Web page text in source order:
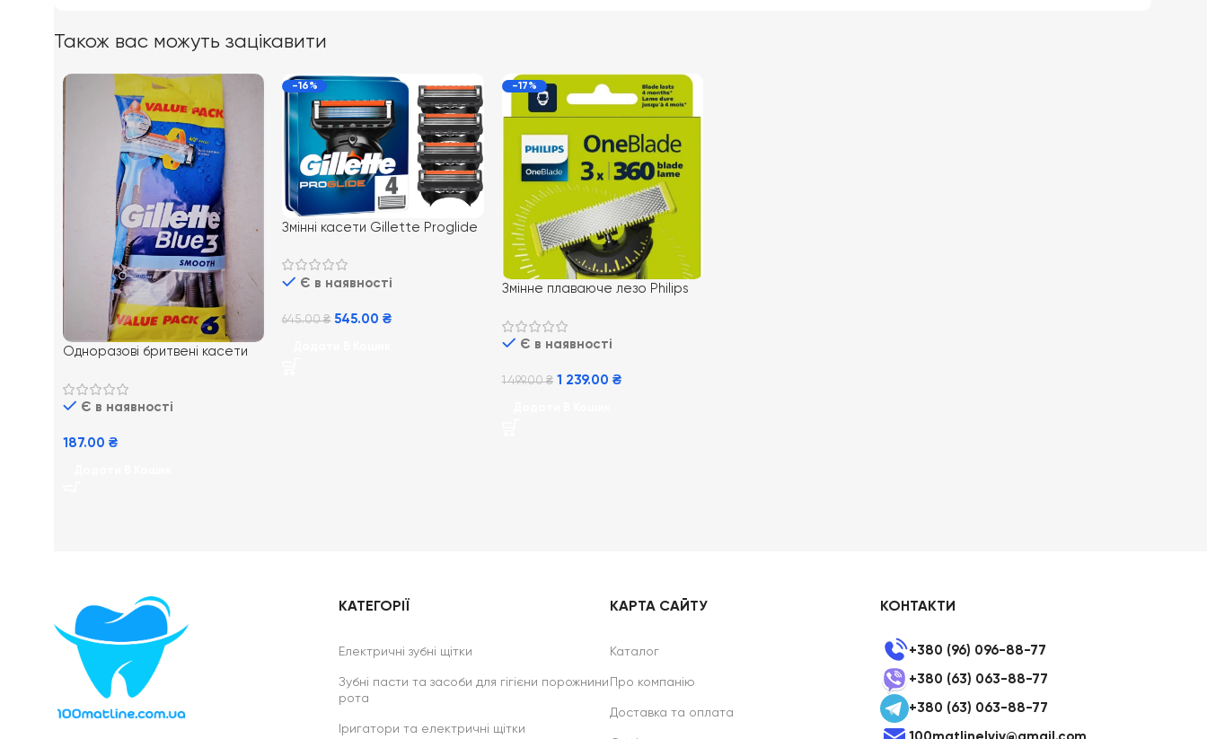
Також вас можуть зацікавити
Одноразові бритвені касети
Є в наявності
187.00 ₴
-16%
Змінні касети Gillette Proglide
Є в наявності
645.00₴ 545.00₴
-17%
Змінне плаваюче лезо Philips
Є в наявності
1 499.00₴ 1 239.00 ₴
КАТЕГОРІЇ
Електричні зубні щітки
Зубні пасти та засоби для гігієни порожнини
рота
Іригатори та електричні щітки
КАРТА САЙТУ
Каталог
Про компанію
Доставка та оплата
КОНТАКТИ
+380 (96) 096-88-77
+380 (63) 063-88-77
+380 (63) 063-88-77